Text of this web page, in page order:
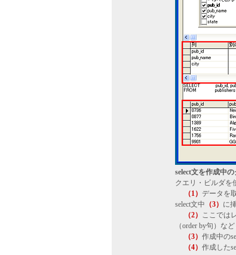
select文を作成中
クエリ・ビルダを
（1） データを
select文中 （3） に
（2） ここでは
（order by句）な
（3） 作成中の
（4） 作成した